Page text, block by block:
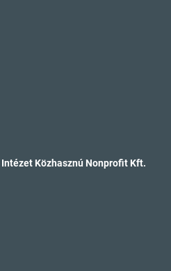
Közhasznú Nonprofit Kft.